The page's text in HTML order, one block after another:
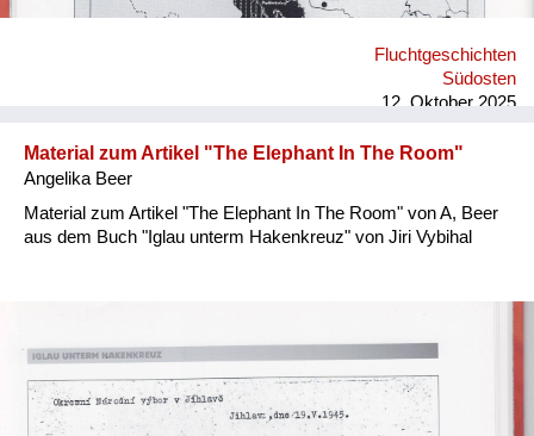
Fluchtgeschichten
Südosten
12. Oktober 2025
Material zum Artikel "The Elephant In The Room"
Angelika Beer
Material zum Artikel "The Elephant In The Room" von A, Beer
aus dem Buch "Iglau unterm Hakenkreuz" von Jiri Vybihal